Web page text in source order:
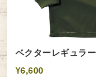
ベクターレギュラ
¥6,600